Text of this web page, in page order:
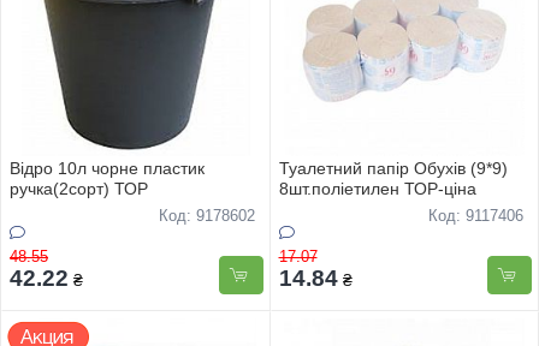
Вiдро 10л чорне пластик
ручка(2сорт) ТОР
Код: 9178602
48.55
42.22 ₴
Туалетний папір Обухів (9*9)
8шт.поліетилен ТОР-цiна
Код: 9117406
17.07
14.84 ₴